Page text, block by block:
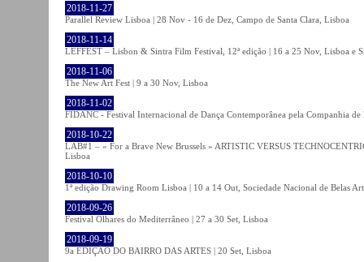
2018-11-27
Parallel Review Lisboa | 28 Nov - 16 de Dez, Campo de Santa Clara, Lisboa
2018-11-14
LEFFEST – Lisbon & Sintra Film Festival, 12ª edição | 16 a 25 Nov, Lisboa e
2018-11-06
The New Art Fest | 9 a 30 Nov, Lisboa
2018-11-02
FIDANC - Festival Internacional de Dança Contemporânea pela Companhia
2018-10-22
LAB#1 – « For a Brave New Brussels » ARTISTIC VERSUS
Lisboa
2018-10-10
1ª edição Drawing Room Lisboa | 10 a 14 Out, Sociedade Nacional de Belas
2018-09-26
Festival Olhares do Mediterrâneo | 27 a 30 Set, Lisboa
2018-09-19
9a EDIÇÃO DO BAIRRO DAS ARTES | 20 Set, Lisboa